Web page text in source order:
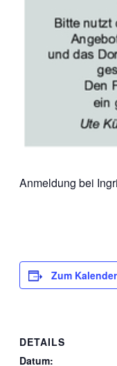
Anmeldung bei
Zum
DETAILS
Datum: